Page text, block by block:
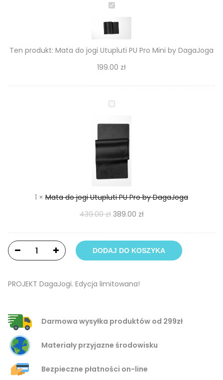
Mata
Utupluti
PU
Pro
by
DagaJoga
Ten produkt: Mata do jogi Utupluti PU Pro Mini by DagaJoga
199.00 zł
Mata
Utupluti
PU
Pro
by
1 × Mata do jogi Utupluti PU Pro by DagaJoga
439.00zł 389.00 zł
DODAJ DO KOSZYKA
PROJEKT DagaJogi. Edycja limitowana!
Darmowa wysyłka produktów od 299zł
Materiały przyjazne środowisku
Bezpieczne płatności on-line